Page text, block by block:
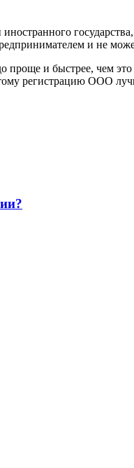
и не
проще и быстрее, чем
регистрацию ООО